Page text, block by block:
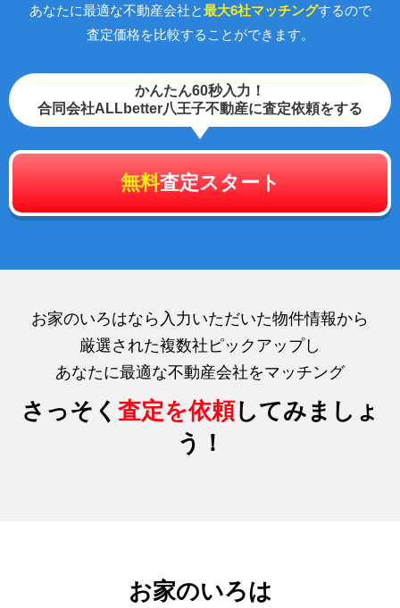
あなたに最適な不動産会社と最大6社マッチングするので
査定価格を比較することができます。
かんたん60秒入力！
合同会社ALLbetter八王子不動産に査定依頼をする
無料査定スタート
お家のいろはなら入力いただいた物件情報から
厳選された複数社ピックアップし
あなたに最適な不動産会社をマッチング
さっそく 査定を依頼してみましょ
う！
お家のいろは